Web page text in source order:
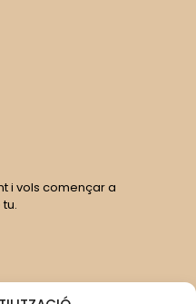
i vols començar a